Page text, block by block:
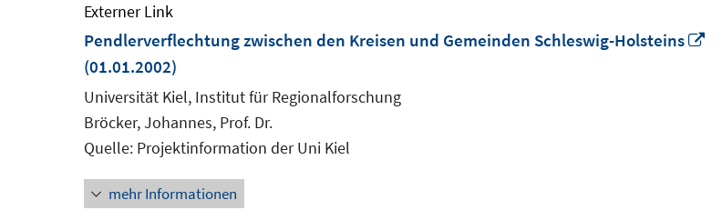
Externer Link
Pendlerverflechtung zwischen den Kreisen und Gemeinden Schleswig-Holsteins
(01.01.2002)
Universität Kiel, Institut für Regionalforschung
Bröcker, Johannes, Prof. Dr.
Quelle: Projektinformation der Uni Kiel
mehr Informationen